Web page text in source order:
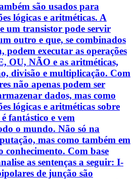
são usados para
lógicas e aritméticas. A
um transistor pode servir
outro e que, se combinados
podem executar as operações
OU, NÃO e as aritméticas,
divisão e multiplicação. Com
não apenas podem ser
dados, mas como
lógicas e aritméticas sobre
é fantástico e vem
o mundo. Não só na
mas como também em
conhecimento. Com base
as sentenças a seguir: I-
de junção são